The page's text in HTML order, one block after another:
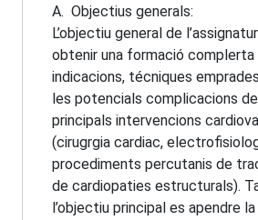
A. Objectius generals:
L’objectiu general de
obtenir una formació complerta
indicacions, técniques
les potencials complicacions
principals intervencions
(cirugrgia cardiac,
procediments percutanis de
de cardiopaties estructurals).
l’objectiu principal es apendre la